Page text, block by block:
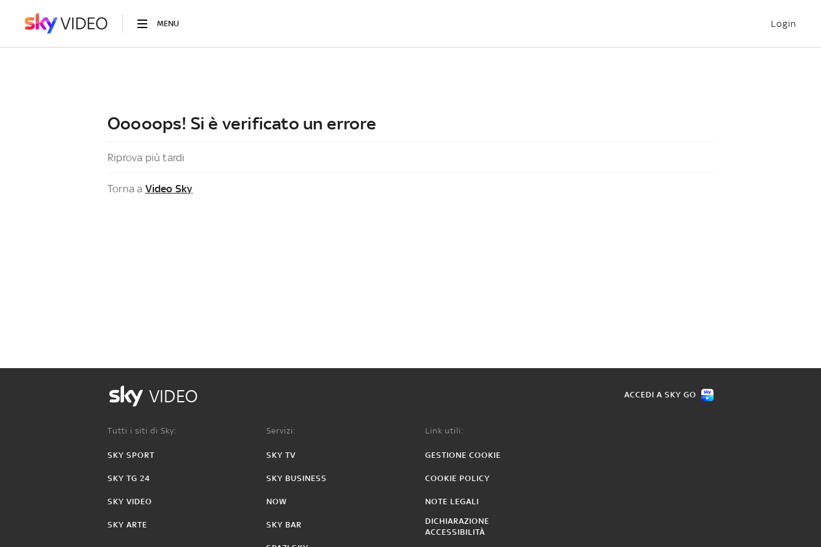
MENU Login
Ooooops! Si è verificato un errore
Riprova più tardi
Torna a Video Sky
VIDEO ACCEDI A SKY GO
Tutti i siti di Sky:
SKY SPORT
SKY TG 24
SKY VIDEO
SKY ARTE
Servizi:
SKY TV
SKY BUSINESS
NOW
SKY BAR
Link utili:
GESTIONE COOKIE
COOKIE POLICY
NOTE LEGALI
DICHIARAZIONE
ACCESSIBILITÀ